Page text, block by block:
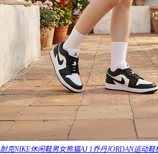
耐克NIKE休闲鞋男女熊猫AJ 1乔丹JORDAN运动鞋